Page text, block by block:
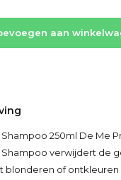
aan
250ml De Me
Shampoo verwijdert de
blonderen of ontkleuren